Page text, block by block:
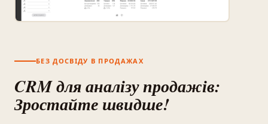
БЕЗ ДОСВІДУ В ПРОДАЖАХ
CRM для аналізу продажів:
Зростайте швидше!